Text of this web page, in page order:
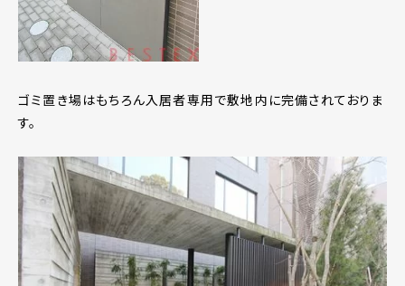
ゴミ置き場はもちろん入居者専用で敷地内に完備されておりま
す。